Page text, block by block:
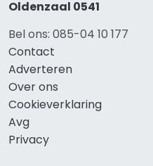
Oldenzaal 0541
Bel ons: 085-04 10 177
Contact
Adverteren
Over ons
Cookieverklaring
Avg
Privacy